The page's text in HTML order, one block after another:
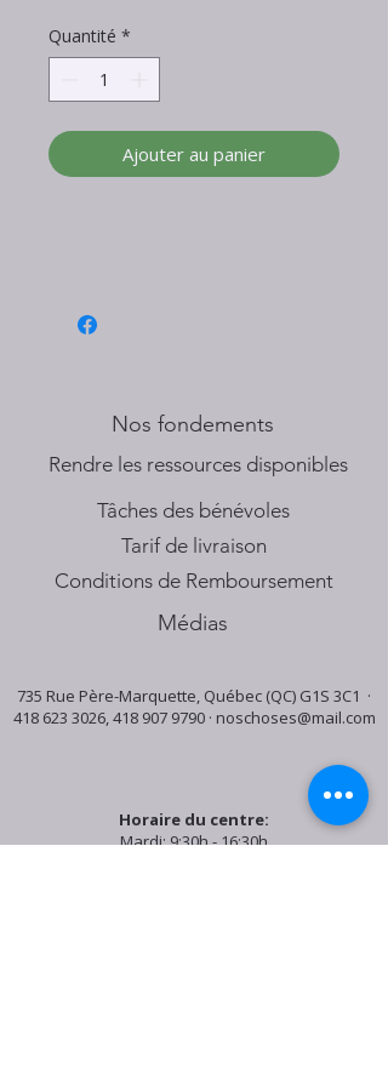
Quantité *
Ajouter au panier
Nos fondements
​Rendre les ressources disponibles
Tâches des bénévoles
Tarif de livraison
Conditions de Remboursement
Médias
735 Rue Père-Marquette, Québec (QC) G1S 3C1 ·
418 623 3026,418 907 9790· noschoses@mail.com
Horaire du centre:
Mardi: 9:30h - 16:30h